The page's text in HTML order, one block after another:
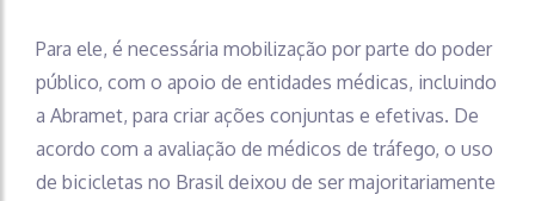
Para ele, é necessária mobilização por parte do poder
público, com o apoio de entidades médicas, incluindo
a Abramet, para criar ações conjuntas e efetivas. De
acordo com a avaliação de médicos de tráfego, o uso
de bicicletas no Brasil deixou de ser majoritariamente